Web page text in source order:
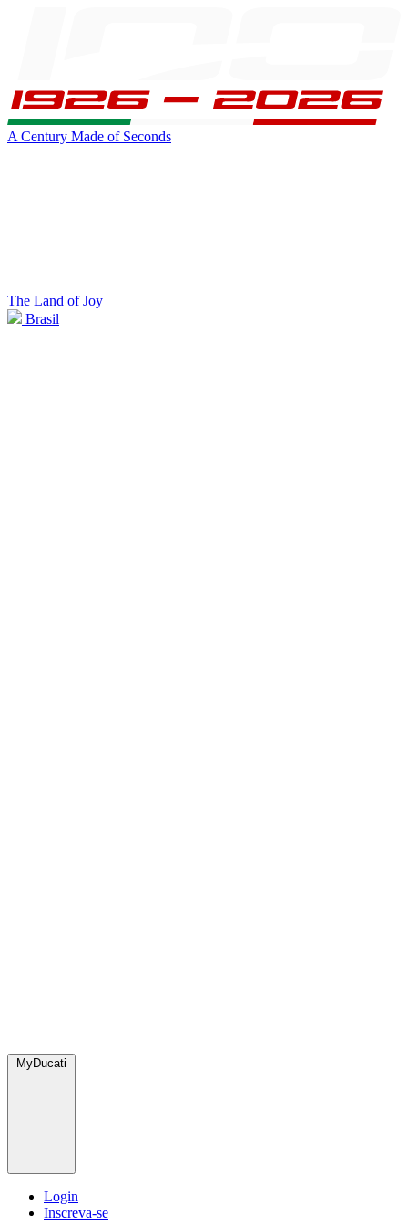
A Century Made of Seconds
The Land of Joy
Brasil
MyDucati
Login
Inscreva-se